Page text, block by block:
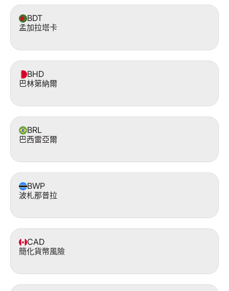
BDT
孟加拉塔卡
BHD
巴林第納爾
BRL
巴西雷亞爾
BWP
波札那普拉
CAD
簡化貨幣風險